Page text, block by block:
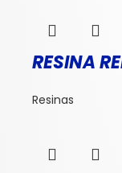
RESINA
Resinas